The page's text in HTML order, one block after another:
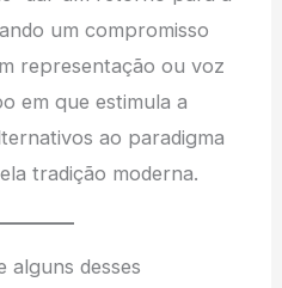
um compromisso
representação ou voz
em que estimula a
ao paradigma
tradição moderna.
alguns desses